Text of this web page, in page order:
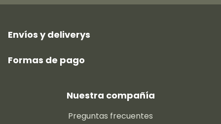
Envíos y deliverys
Formas de pago
Nuestra compañía
Preguntas frecuentes